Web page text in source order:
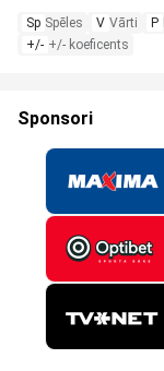
Sp Spēles V Vārti P
+/- +/- koeficents
Sponsori